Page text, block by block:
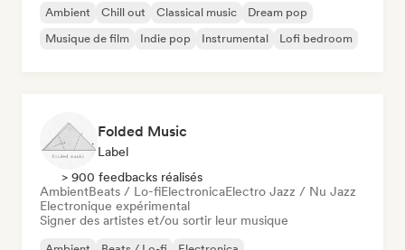
Ambient Chill out Classical music
Dream pop
Musique de film
Indie pop Instrumental Lofi bedroom
Folded Music
Label
> 900 feedbacks réalisés
AmbientBeats / Lo-fiElectronicaElectro Jazz / Nu Jazz
Electronique expérimental
Signer des artistes et/ou sortir leur musique